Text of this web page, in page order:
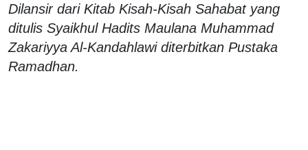
Dilansir dari Kitab Kisah-Kisah Sahabat yang
ditulis Syaikhul Hadits Maulana Muhammad
Zakariyya Al-Kandahlawi diterbitkan Pustaka
Ramadhan.